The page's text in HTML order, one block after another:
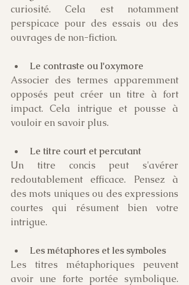
curiosité. Cela est notamment
perspicace pour des essais ou des
ouvrages de non-fiction.
Le contraste ou l'oxymore
Associer des termes apparemment
opposés peut créer un titre à fort
impact. Cela intrigue et pousse à
vouloir en savoir plus.
Le titre court et percutant
Un titre concis peut s'avérer
redoutablement efficace. Pensez à
des mots uniques ou des expressions
courtes qui résument bien votre
intrigue.
Les métaphores et les symboles
Les titres métaphoriques peuvent
avoir une forte portée symbolique.